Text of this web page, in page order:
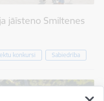
jāīsteno Smiltenes
konkursi Sabiedrība